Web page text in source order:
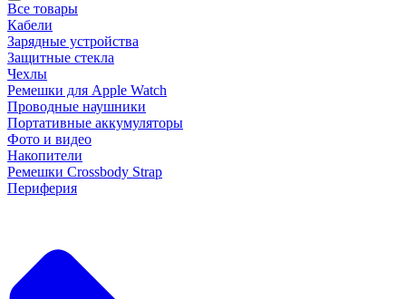
Все товары
Кабели
Зарядные устройства
Защитные стекла
Чехлы
Ремешки для Apple Watch
Проводные наушники
Портативные аккумуляторы
Фото и видео
Накопители
Ремешки Crossbody Strap
Периферия